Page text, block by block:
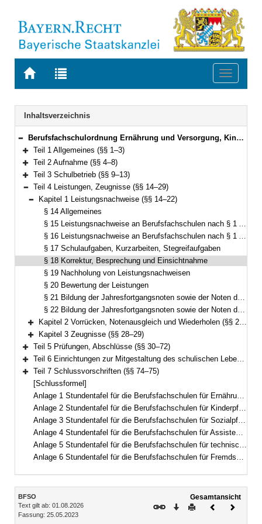
Zur
BAYERN.RECHT
Zur
letzten
Suche
Toggle
Navigation
Inhaltsverzeichnis
Bereich reduzieren
Berufsfachschulordnung Ernährung und Versorgung, Kinderpflege, Sozialpflege, Hotel- und Tourismusmanagement, Informatik und Fremdsprachenberufe (Berufsfachschulordnung – BFSO) Vom 25. Mai 2023 (GVBl. S. 257) BayRS 2236-4-1-9-K (§§ 1–75)
Bereich erweitern
Teil 1 Allgemeines (§§ 1–3)
Bereich erweitern
Teil 2 Aufnahme (§§ 4–8)
Bereich erweitern
Teil 3 Schulbetrieb (§§ 9–13)
Bereich reduzieren
Teil 4 Leistungen, Zeugnisse (§§ 14–29)
Bereich reduzieren
Kapitel 1 Leistungsnachweise (§§ 14–22)
§ 14 Allgemeines
§ 15 Leistungsnachweise an Berufsfachschulen nach § 1 Abs. 1 Satz 1 Nr. 1 bis 5
§ 16 Leistungsnachweise an Berufsfachschulen nach § 1 Abs. 1 Satz 1 Nr. 6
§ 17 Schulaufgaben, Kurzarbeiten, Stegreifaufgaben
§ 18 Korrektur, Besprechung und Einsichtnahme
§ 19 Nachholung von Leistungsnachweisen
§ 20 Bewertung der Leistungen
§ 21 Bildung der Jahresfortgangsnoten sowie der Noten des Zwischenzeugnisses an Berufsfachschulen nach § 1 Abs. 1 Satz 1 Nr. 1 bis 5
§ 22 Bildung der Jahresfortgangsnoten sowie der Noten des Zwischenzeugnisses an Berufsfachschulen nach § 1 Abs. 1 Satz 1 Nr. 6
Bereich erweitern
Kapitel 2 Vorrücken, Notenausgleich und Wiederholen (§§ 23–27)
Bereich erweitern
Kapitel 3 Zeugnisse (§§ 28–29)
Bereich erweitern
Teil 5 Prüfungen, Abschlüsse (§§ 30–72)
Bereich erweitern
Teil 6 Einrichtungen zur Mitgestaltung des schulischen Lebens (§ 73)
Bereich erweitern
Teil 7 Schlussvorschriften (§§ 74–75)
[Schlussformel]
Anlage 1 Stundentafel für die Berufsfachschulen für Ernährung und Versorgung
Anlage 2 Stundentafel für die Berufsfachschulen für Kinderpflege
Anlage 3 Stundentafel für die Berufsfachschulen für Sozialpflege
Anlage 4 Stundentafel für die Berufsfachschulen für Assistenten für Hotel- und Tourismusmanagement
Anlage 5 Stundentafel für die Berufsfachschulen für technische Assistenten für Informatik
Anlage 6 Stundentafel für die Berufsfachschulen für Fremdsprachenberufe
Inhalt
BFSO
Text gilt ab: 01.08.2026
Fassung: 25.05.2023
Gesamtansicht
Download
DruckenVorheriges